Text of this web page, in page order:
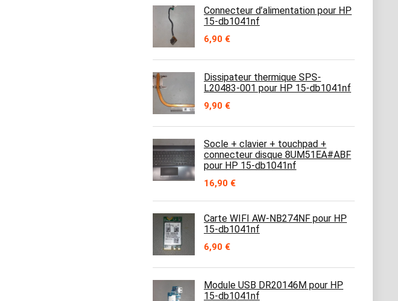
Connecteur d’alimentation pour HP
15-db1041nf
6,90 €
Dissipateur thermique SPS-
L20483-001 pour HP 15-db1041nf
9,90 €
Socle + clavier + touchpad +
connecteur disque 8UM51EA#ABF
pour HP 15-db1041nf
16,90 €
Carte WIFI AW-NB274NF pour HP
15-db1041nf
6,90 €
Module USB DR20146M pour HP
15-db1041nf